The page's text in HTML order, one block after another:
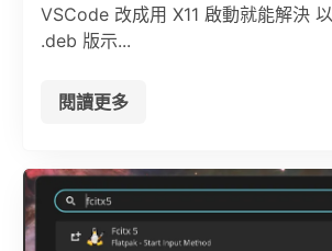
VSCode 改成用 X11 啟動就能解決
.deb 版示...
閱讀更多